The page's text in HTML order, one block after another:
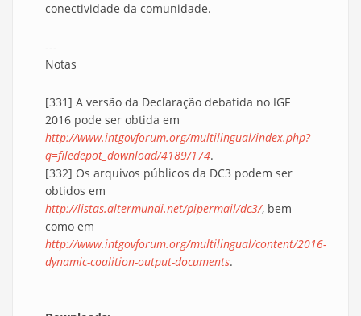
conectividade da comunidade.
---
Notas
[331] A versão da Declaração debatida no IGF
2016 pode ser obtida em
http://www.intgovforum.org/multilingual/index.php?
q=filedepot_download/4189/174.
[332] Os arquivos públicos da DC3 podem ser
obtidos em
http://listas.altermundi.net/pipermail/dc3/, bem
como em
http://www.intgovforum.org/multilingual/content/2016-
dynamic-coalition-output-documents.